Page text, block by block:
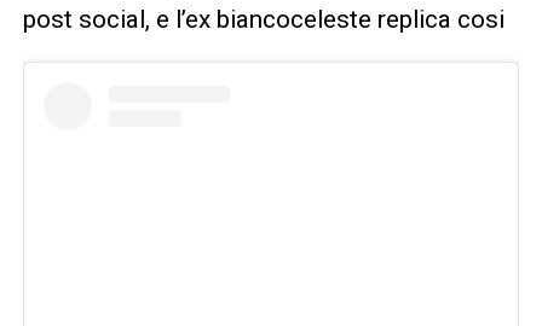
post social, e l’ex biancoceleste replica cosi